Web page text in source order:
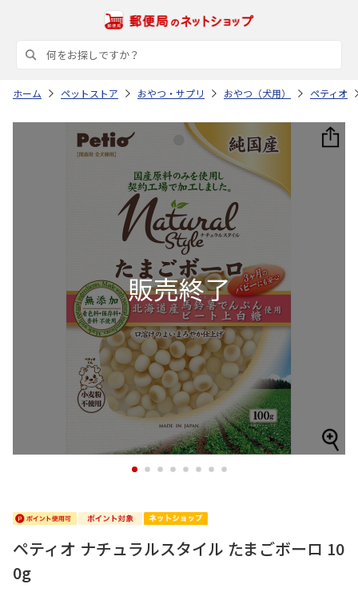
ホーム ペットストア おやつ・サプリ おやつ（犬用） ペティオ
1 2 3 4 5 6 7 8
ペティオ ナチュラルスタイル たまごボーロ 10
0g